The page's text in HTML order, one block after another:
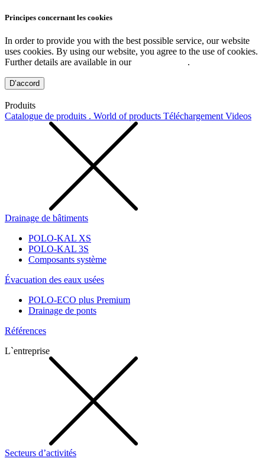
Principes concernant les cookies
In order to provide you with the best possible service, our website
uses cookies. By using our website, you agree to the use of cookies.
Further details are available in our
.
D’accord
Produits
Catalogue de produits . World of products Téléchargement Videos
Drainage de bâtiments
POLO-KAL XS
POLO-KAL 3S
Composants système
Évacuation des eaux usées
POLO-ECO plus Premium
Drainage de ponts
Références
L`entreprise
Secteurs d’activités